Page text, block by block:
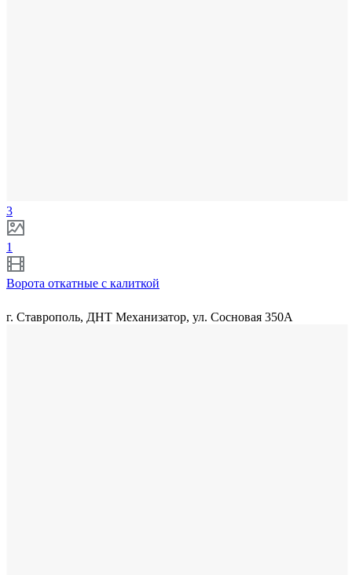
3
1
Ворота откатные с калиткой
г. Ставрополь, ДНТ Механизатор, ул. Сосновая 350А